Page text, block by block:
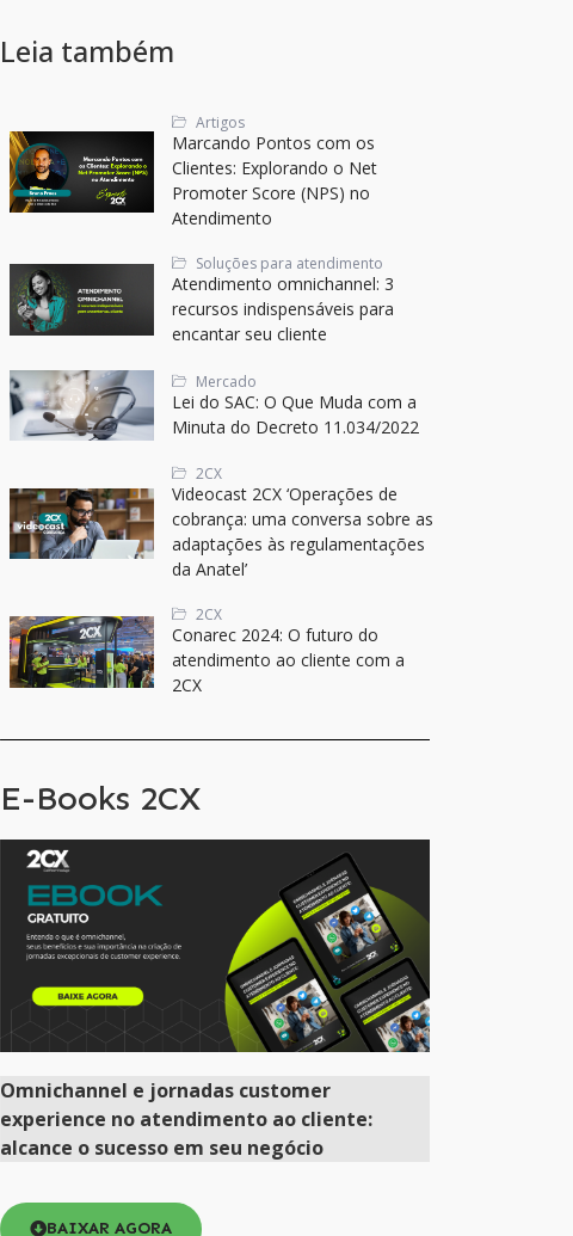
Leia também
Artigos
Marcando Pontos com os
Clientes: Explorando o Net
Promoter Score (NPS) no
Atendimento
Soluções para atendimento
Atendimento omnichannel: 3
recursos indispensáveis para
encantar seu cliente
Mercado
Lei do SAC: O Que Muda com a
Minuta do Decreto 11.034/2022
2CX
Videocast 2CX ‘Operações de
cobrança: uma conversa sobre as
adaptações às regulamentações
da Anatel’
2CX
Conarec 2024: O futuro do
atendimento ao cliente com a
2CX
E-Books 2CX
Omnichannel e jornadas customer
experience no atendimento ao cliente:
alcance o sucesso em seu negócio
BAIXAR AGORA